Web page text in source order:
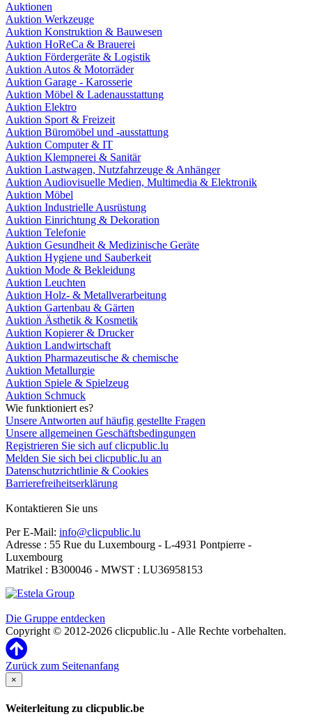
Auktionen
Auktion Werkzeuge
Auktion Konstruktion & Bauwesen
Auktion HoReCa & Brauerei
Auktion Fördergeräte & Logistik
Auktion Autos & Motorräder
Auktion Garage - Karosserie
Auktion Möbel & Ladenausstattung
Auktion Elektro
Auktion Sport & Freizeit
Auktion Büromöbel und -ausstattung
Auktion Computer & IT
Auktion Klempnerei & Sanitär
Auktion Lastwagen, Nutzfahrzeuge & Anhänger
Auktion Audiovisuelle Medien, Multimedia & Elektronik
Auktion Möbel
Auktion Industrielle Ausrüstung
Auktion Einrichtung & Dekoration
Auktion Telefonie
Auktion Gesundheit & Medizinische Geräte
Auktion Hygiene und Sauberkeit
Auktion Mode & Bekleidung
Auktion Leuchten
Auktion Holz- & Metallverarbeitung
Auktion Gartenbau & Gärten
Auktion Ästhetik & Kosmetik
Auktion Kopierer & Drucker
Auktion Landwirtschaft
Auktion Pharmazeutische & chemische
Auktion Metallurgie
Auktion Spiele & Spielzeug
Auktion Schmuck
Wie funktioniert es?
Unsere Antworten auf häufig gestellte Fragen
Unsere allgemeinen Geschäftsbedingungen
Registrieren Sie sich auf clicpublic.lu
Melden Sie sich bei clicpublic.lu an
Datenschutzrichtlinie & Cookies
Barrierefreiheitserklärung
Kontaktieren Sie uns
Per E-Mail: info@clicpublic.lu
Adresse : 55 Rue du Luxembourg - L-4931 Pontpierre -
Luxembourg
Matrikel : B300046 - MWST : LU36958153
Die Gruppe entdecken
Copyright © 2012-2026 clicpublic.lu - Alle Rechte vorbehalten.
Zurück zum Seitenanfang
×
Weiterleitung zu clicpublic.be